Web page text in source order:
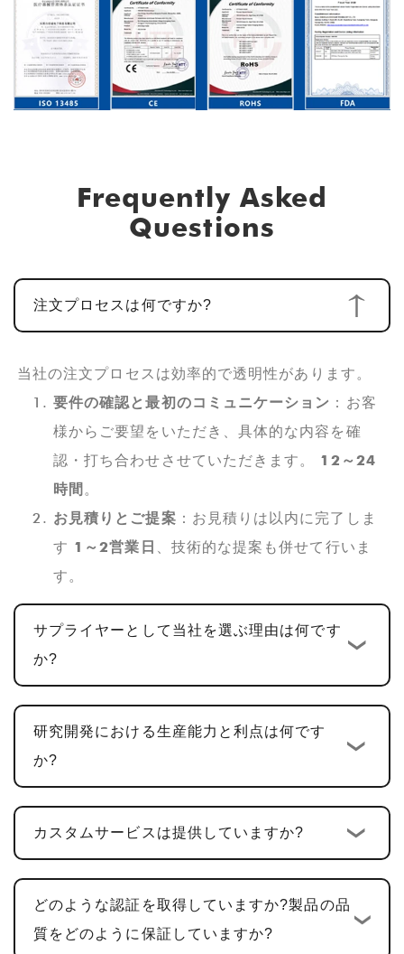
Frequently Asked
Questions
注文プロセスは何ですか?
当社の注文プロセスは効率的で透明性があります。
要件の確認と最初のコミュニケーション ：お客
様からご要望をいただき、具体的な内容を確
認・打ち合わせさせていただきます。 12～24
時間 。
お見積りとご提案 ：お見積りは以内に完了しま
す 1～2営業日
、技術的な提案も併せて行いま
す。
カスタム設計と開発: お見積りが確定したら、
標準のカスタム開発サイクルは次のとおりで
す。
設計、ソフトウェア開発を含む多機能 PCBA 製
品の場合、通常、サイクルは次のとおりです。
くためのサンプルを提供しております。サンプ
ルの承認には通常時間がかかります
5～7営業
日、フィードバックに基づいて調整が加えられ
: サンプル承認後、生産サイク
サプライヤーとして当社を選ぶ理由は何です
か?
研究開発における生産能力と利点は何です
か?
カスタムサービスは提供していますか?
どのような認証を取得していますか?製品の品
質をどのように保証していますか?